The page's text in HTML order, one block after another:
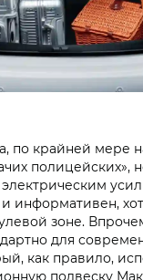
по крайней мере
полицейских»,
информативен,
зоне.
для
как правило,
подвеску